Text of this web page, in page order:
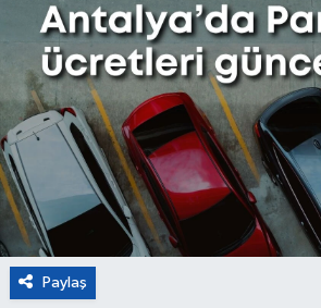
Paylaş
Dünya
Eğitim
Sağlık
Magazin
Çevre